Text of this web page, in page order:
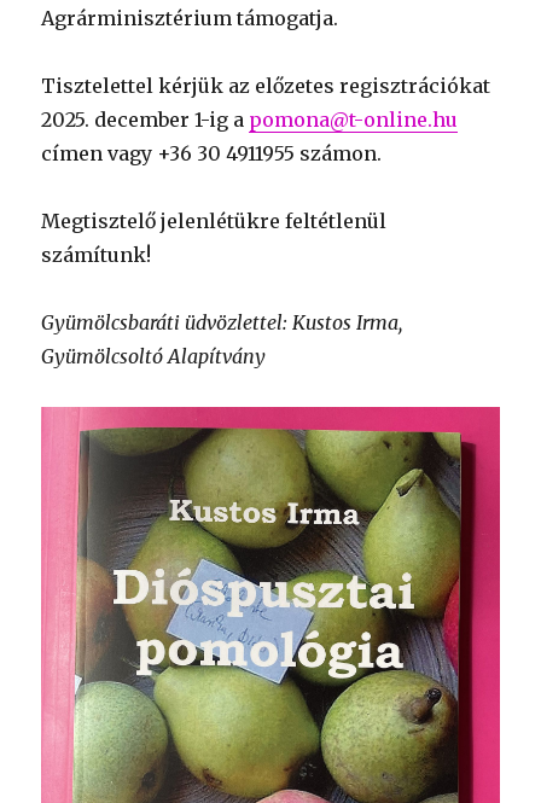
Agrárminisztérium támogatja.
Tisztelettel kérjük az előzetes regisztrációkat
2025. december 1-ig a pomona@t-online.hu
címen vagy +36 30 4911955 számon.
Megtisztelő jelenlétükre feltétlenül
számítunk!
Gyümölcsbaráti üdvözlettel: Kustos Irma,
Gyümölcsoltó Alapítvány